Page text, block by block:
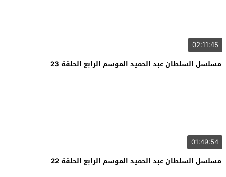
02:11:45
مسلسل السلطان عبد الحميد الموسم الرابع الحلقة 23
01:49:54
مسلسل السلطان عبد الحميد الموسم الرابع الحلقة 22